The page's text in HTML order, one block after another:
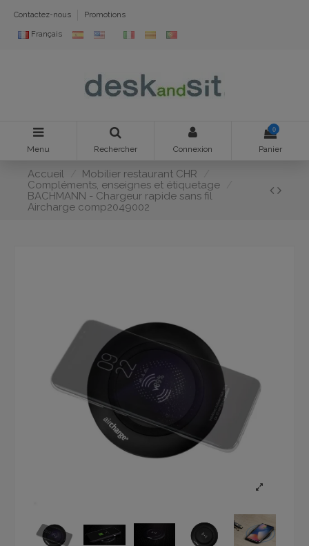
Contactez-nous Promotions
Français
Menu Rechercher Connexion
0
Panier
Accueil
Mobilier restaurant CHR
Compléments, enseignes et étiquetage
BACHMANN - Chargeur rapide sans fil
Aircharge comp2049002